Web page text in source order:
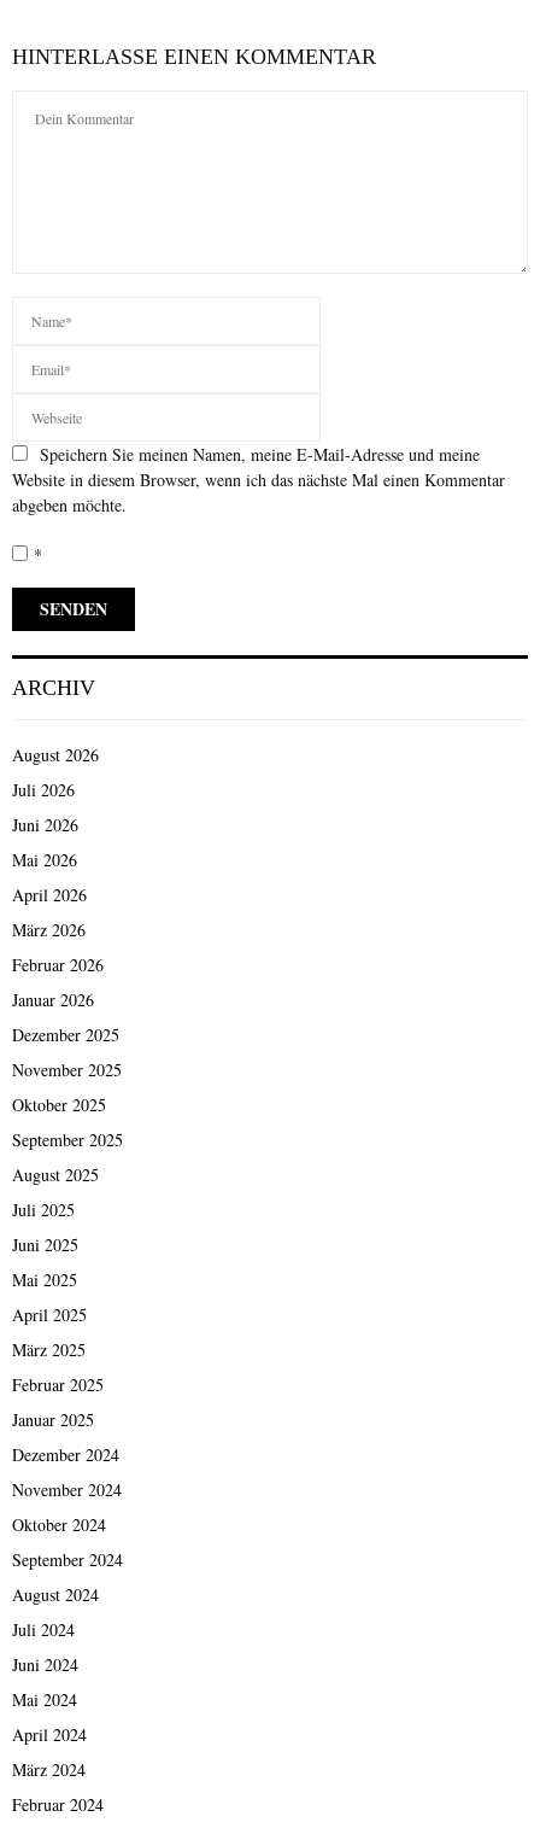
HINTERLASSE EINEN KOMMENTAR
Speichern Sie meinen Namen, meine E-Mail-Adresse und meine
Website in diesem Browser, wenn ich das nächste Mal einen Kommentar
abgeben möchte.
*
ARCHIV
August 2026
Juli 2026
Juni 2026
Mai 2026
April 2026
März 2026
Februar 2026
Januar 2026
Dezember 2025
November 2025
Oktober 2025
September 2025
August 2025
Juli 2025
Juni 2025
Mai 2025
April 2025
März 2025
Februar 2025
Januar 2025
Dezember 2024
November 2024
Oktober 2024
September 2024
August 2024
Juli 2024
Juni 2024
Mai 2024
April 2024
März 2024
Februar 2024